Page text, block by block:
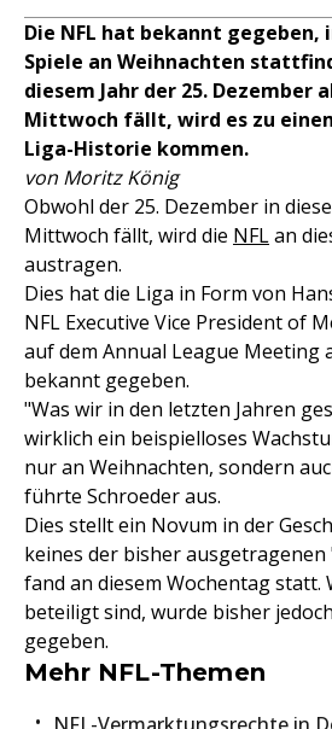
Die NFL hat bekannt gegeben,
Spiele an Weihnachten
diesem Jahr der 25. Dezember
Mittwoch fällt, wird es zu
Liga-Historie kommen.
von Moritz König
Obwohl der 25. Dezember in
Mittwoch fällt, wird die NFLan
austragen.
Dies hat die Liga in Form von
NFL Executive Vice President of
auf dem Annual League Meeting
bekannt gegeben.
"Was wir in den letzten Jahren
wirklich ein beispielloses
nur an Weihnachten, sondern
führte Schroeder aus.
Dies stellt ein Novum in der
keines der bisher ausgetragenen
fand an diesem Wochentag statt.
beteiligt sind, wurde bisher
gegeben.
Mehr NFL-Themen